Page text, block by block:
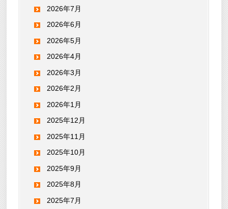
2026年7月
2026年6月
2026年5月
2026年4月
2026年3月
2026年2月
2026年1月
2025年12月
2025年11月
2025年10月
2025年9月
2025年8月
2025年7月